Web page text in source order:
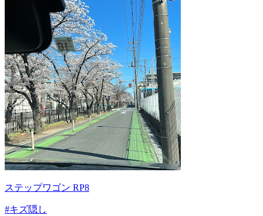
ステップワゴン RP8
#キズ隠し